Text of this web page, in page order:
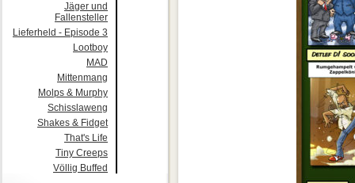
Jäger und
Fallensteller
Lieferheld - Episode 3
Lootboy
MAD
Mittenmang
Molps & Murphy
Schisslaweng
Shakes & Fidget
That's Life
Tiny Creeps
Völlig Buffed